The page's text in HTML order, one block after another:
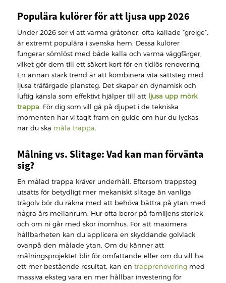
Populära kulörer för att ljusa upp 2026
Under 2026 ser vi att varma gråtoner, ofta kallade ”greige”,
är extremt populära i svenska hem. Dessa kulörer
fungerar sömlöst med både kalla och varma väggfärger,
vilket gör dem till ett säkert kort för en tidlös renovering.
En annan stark trend är att kombinera vita sättsteg med
ljusa träfärgade plansteg. Det skapar en dynamisk och
luftig känsla som effektivt hjälper till att ljusa upp mörk
trappa. För dig som vill gå på djupet i de tekniska
momenten har vi tagit fram en guide om hur du lyckas
när du ska måla trappa.
Målning vs. Slitage: Vad kan man förvänta
sig?
En målad trappa kräver underhåll. Eftersom trappsteg
utsätts för betydligt mer mekaniskt slitage än vanliga
trägolv bör du räkna med att behöva bättra på ytan med
några års mellanrum. Hur ofta beror på familjens storlek
och om ni går med skor inomhus. För att maximera
hållbarheten kan du applicera en skyddande golvlack
ovanpå den målade ytan. Om du känner att
målningsprojektet blir för omfattande eller om du vill ha
ett mer bestående resultat, kan en trapprenoveringmed
massiva eksteg vara en mer hållbar investering för